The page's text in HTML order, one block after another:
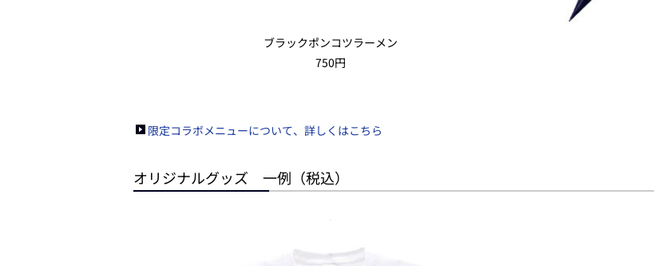
ブラックポンコツラーメン
750円
限定コラボメニューについて、詳しくはこちら
オリジナルグッズ 一例（税込）